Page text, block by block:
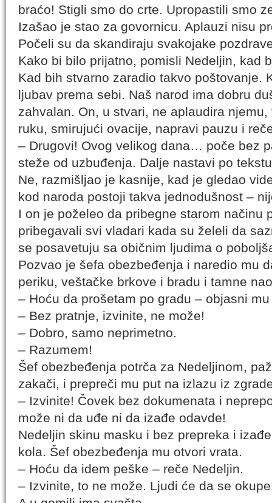
braćo! Stigli smo do crte. Upropastili smo
Izašao je stao za govornicu. Aplauzi nisu
Počeli su da skandiraju svakojake
Kako bi bilo prijatno, pomisli Nedeljin, kad
Kad bih stvarno zaradio takvo poštovanje.
ljubav prema sebi. Naš narod ima dobru
zahvalan. On, u stvari, ne aplaudira
ruku, smirujući ovacije, napravi pauzu i
– Drugovi! Ovog velikog dana… poče bez
steže od uzbuđenja. Dalje nastavi po
Ne, razmišljao je kasnije, kad je gledao
kod naroda postoji takva jednodušnost –
I on je poželeo da pribegne starom načinu
pribegavali svi vladari kada su želeli da
se posavetuju sa običnim ljudima o
Pozvao je šefa obezbeđenja i naredio mu
periku, veštačke brkove i bradu i tamne
– Hoću da prošetam po gradu – objasni
– Bez pratnje, izvinite, ne može!
– Dobro, samo neprimetno.
– Razumem!
Šef obezbeđenja potrča za Nedeljinom,
zakači, i prepreči mu put na izlazu iz
– Izvinite! Čovek bez dokumenata i
može ni da uđe ni da izađe odavde!
Nedeljin skinu masku i bez prepreka i
kola. Šef obezbeđenja mu otvori vrata.
– Hoću da idem peške – reče Nedeljin.
– Izvinite, to ne može. Ljudi će da se